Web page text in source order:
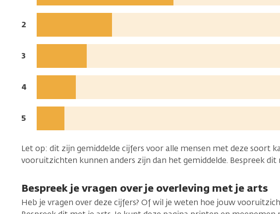
diagnose:
Jaren
diagnose:
2
Jaren
diagnose:
3
Jaren
diagnose:
4
Jaren
diagnose:
5
Let op: dit zijn gemiddelde cijfers voor alle mensen met deze soort
vooruitzichten kunnen anders zijn dan het gemiddelde. Bespreek dit
Bespreek je vragen over je overleving met je arts
Heb je vragen over deze cijfers? Of wil je weten hoe jouw